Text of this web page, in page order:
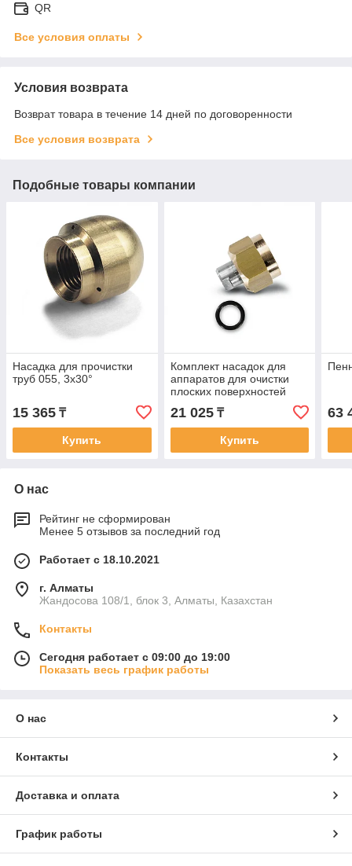
QR
Все условия оплаты
Условия возврата
Возврат товара в течение 14 дней по договоренности
Все условия возврата
Подобные товары компании
Насадка для прочистки
труб 055, 3x30°
15 365 ₸
Купить
Комплект насадок для
аппаратов для очистки
плоских поверхностей
21 025₸
Купить
63
О нас
Рейтинг не сформирован
Менее 5 отзывов за последний год
Работает с 18.10.2021
г. Алматы
Жандосова 108/1, блок 3, Алматы, Казахстан
Контакты
Сегодня работает с 09:00 до 19:00
Показать весь график работы
О нас
Контакты
Доставка и оплата
График работы